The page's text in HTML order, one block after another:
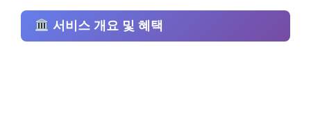
서비스 개요 및 혜택